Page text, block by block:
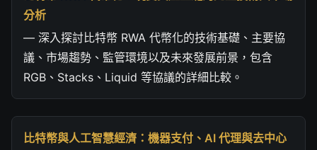
分析
— 深入探討比特幣 RWA 代幣化的技術基礎、主要協
議、市場趨勢、監管環境以及未來發展前景，包含
RGB、Stacks、Liquid 等協議的詳細比較。
比特幣與人工智慧經濟：機器支付、AI 代理與去中心